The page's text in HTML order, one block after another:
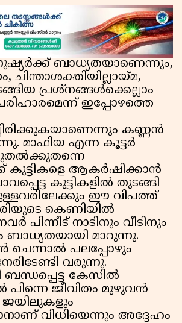
ബാധ്യതയാണെന്നും,
ചിന്താശക്തിയില്ലായ്മ,
പ്രശ്നങ്ങൾക്കെല്ലാം
ഇപ്പോഴത്തെ
കണ്ണൻ
മാഫിയ എന്ന കൂട്ടർ
കുട്ടികളെ ആകർഷിക്കാൻ
കുട്ടികളിൽ തുടങ്ങി
ഈ വിപത്ത്
കെണിയിൽ
പിന്നീട് നാടിനും വീടിനും
ബാധ്യതയായി മാറുന്നു.
ചെന്നാൽ പലപ്പോഴും
വരുന്നു.
കേസിൽ
പിന്നെ ജീവിതം മുഴുവൻ
ജയിലുകളും
വിധിയെന്നും അദ്ദേഹം